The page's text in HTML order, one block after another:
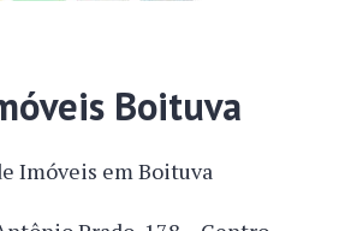
Boituva
Imóveis em Boituva